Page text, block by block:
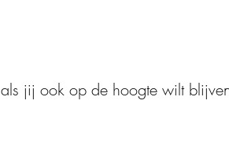
als jij ook op de hoogte wilt